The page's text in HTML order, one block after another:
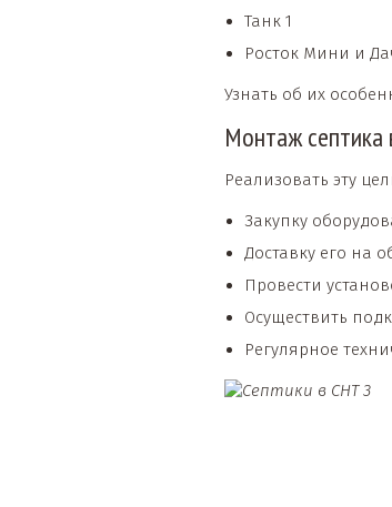
Танк 1
Росток Мини и
Узнать об их
Монтаж септика
Реализовать эту
Закупку
Доставку его на
Провести
Осуществить
Регулярное